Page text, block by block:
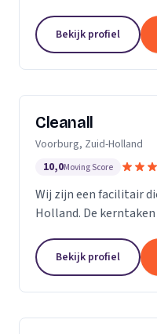
Content Management
van der Helm,...
Bekijk profiel
Cleanall
Voorburg, Zuid-Holland
10,0Moving Score
Wij zijn een facilitair
Holland. De
wij aanbieden in
omgevingen....
Bekijk profiel